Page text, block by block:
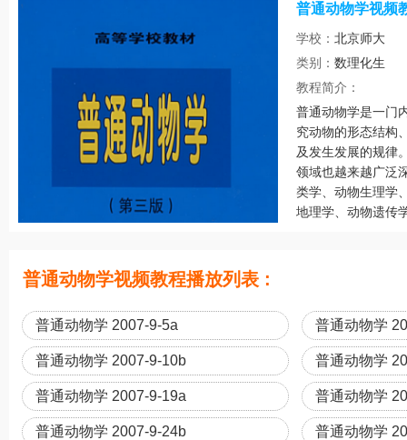
普通动物学视频
学校： 北京师大
类别： 数理化生
教程简介：
普通动物学是一门
究动物的形态结构
及发生发展的规律
领域也越来越广泛
类学、动物生理学
地理学、动物遗传
普通动物学视频教程播放列表 :
普通动物学 2007-9-5a 普通动物学
普通动物学 2007-9-10b 普通动物学
普通动物学 2007-9-19a 普通动物学
普通动物学 2007-9-24b 普通动物学